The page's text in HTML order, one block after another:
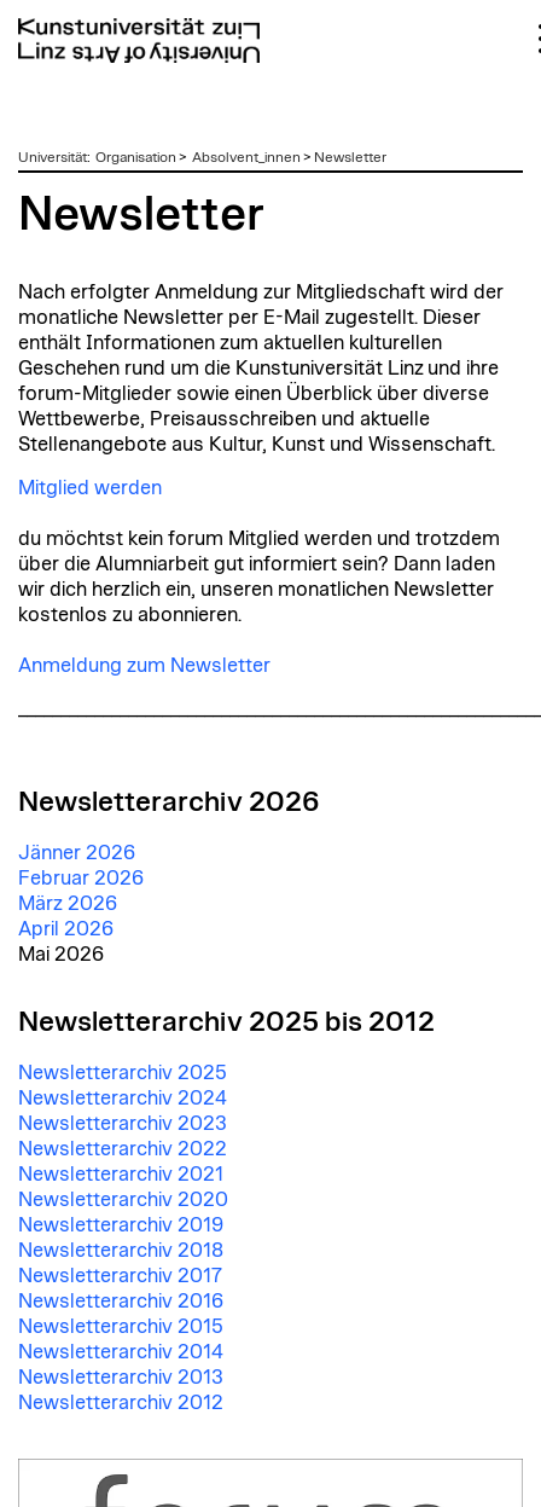
zumUniversität: Organisation > Absolvent_innen > Newsletter
Newsletter
Nach erfolgter Anmeldung zur Mitgliedschaft wird der
monatliche Newsletter per E-Mail zugestellt. Dieser
enthält Informationen zum aktuellen kulturellen
Geschehen rund um die Kunstuniversität Linz und ihre
forum-Mitglieder sowie einen Überblick über diverse
Wettbewerbe, Preisausschreiben und aktuelle
Stellenangebote aus Kultur, Kunst und Wissenschaft.
Mitglied werden
du möchtst kein forum Mitglied werden und trotzdem
über die Alumniarbeit gut informiert sein? Dann laden
wir dich herzlich ein, unseren monatlichen Newsletter
kostenlos zu abonnieren.
Anmeldung zum Newsletter
Newsletterarchiv 2026
Jänner 2026
Februar 2026
März 2026
April 2026
Mai 2026
Newsletterarchiv 2025 bis 2012
Newsletterarchiv 2025
Newsletterarchiv 2024
Newsletterarchiv 2023
Newsletterarchiv 2022
Newsletterarchiv 2021
Newsletterarchiv 2020
Newsletterarchiv 2019
Newsletterarchiv 2018
Newsletterarchiv 2017
Newsletterarchiv 2016
Newsletterarchiv 2015
Newsletterarchiv 2014
Newsletterarchiv 2013
Newsletterarchiv 2012